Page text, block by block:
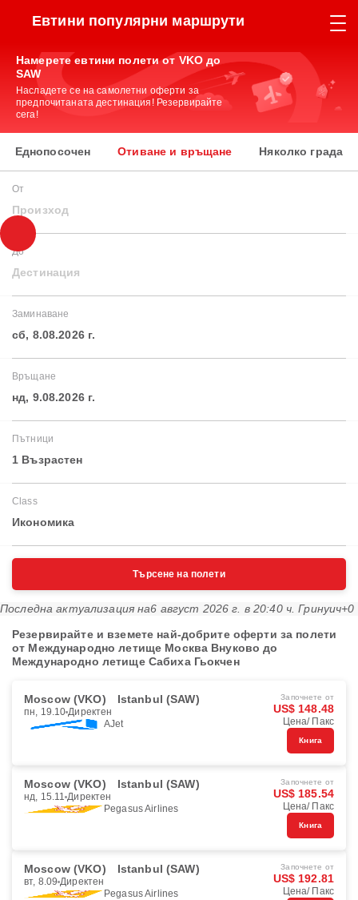
Евтини популярни маршрути
Намерете евтини полети от VKO до
SAW
Насладете се на самолетни оферти за
предпочитаната дестинация! Резервирайте
сега!
Еднопосочен Отиване и връщане Няколко града
От
Произход
До
Дестинация
Заминаване
сб, 8.08.2026 г.
Връщане
нд, 9.08.2026 г.
Пътници
1 Възрастен
Class
Икономика
Търсене на полети
Последна актуализация на6 август 2026 г. в 20:40 ч. Гринуич+0
Резервирайте и вземете най-добрите оферти за полети
от Международно летище Москва Внуково до
Международно летище Сабиха Гьокчен
Moscow (VKO) Istanbul (SAW)
пн, 19.10 Директен
AJet
Започнете от
US$ 148.48
Цена/ Пакс
Книга
Moscow (VKO) Istanbul (SAW)
нд, 15.11 Директен
Pegasus Airlines
Започнете от
US$ 185.54
Цена/ Пакс
Книга
Moscow (VKO) Istanbul (SAW)
вт, 8.09 Директен
Pegasus Airlines
Започнете от
US$ 192.81
Цена/ Пакс